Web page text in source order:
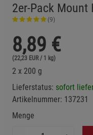
2er-Pack Mount
(9)
8,89 €
(22,23 EUR / 1 kg)
2 x 200 g
Lieferstatus: sofort
Artikelnummer: 137231
Menge